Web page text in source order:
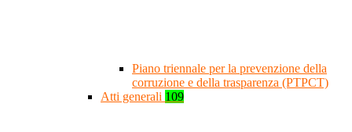
Piano triennale per la prevenzione della
corruzione e della trasparenza (PTPCT)
Atti generali 109